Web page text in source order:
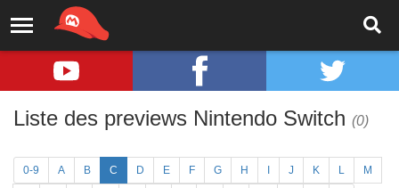
Liste des previews Nintendo Switch (0)
0-9 A B C D E F G H J K L M